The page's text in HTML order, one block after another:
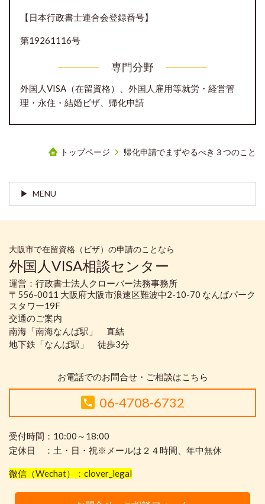
【日本行政書士連合会登録番号】
第19261116号
専門分野
外国人VISA（在留資格）、外国人雇用等就労・経営管
理・永住・結婚ビザ、帰化申請
トップページ 帰化申請でまずやるべき３つのこと
MENU
大阪市で在留資格（ビザ）の申請のことなら
外国人VISA相談センター
運営：行政書士法人クローバー法務事務所
〒556-0011 大阪府大阪市浪速区難波中2-10-70 なんばパーク
スタワー19F
交通のご案内
南海「南海なんば駅」 直結
地下鉄「なんば駅」 徒歩3分
お電話でのお問合せ・ご相談はこちら
06-4708-6732
受付時間：10:00～18:00
定休日 ：土・日・祝※メールは２４時間、年中無休
微信（Wechat）：clover_legal